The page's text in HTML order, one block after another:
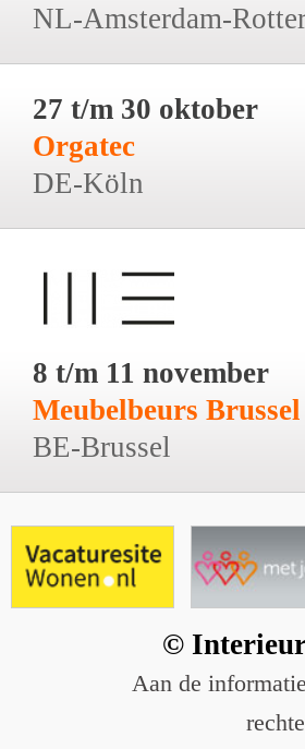
NL-Amsterdam-
27 t/m 30 oktober
Orgatec
DE-Köln
8 t/m 11 november
Meubelbeurs Brussel
BE-Brussel
©
Aan de